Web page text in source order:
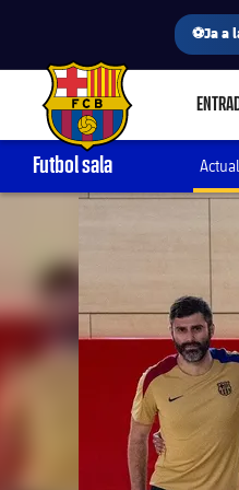
⚽Ja a
FC Barcelona club badge
Futbol sala